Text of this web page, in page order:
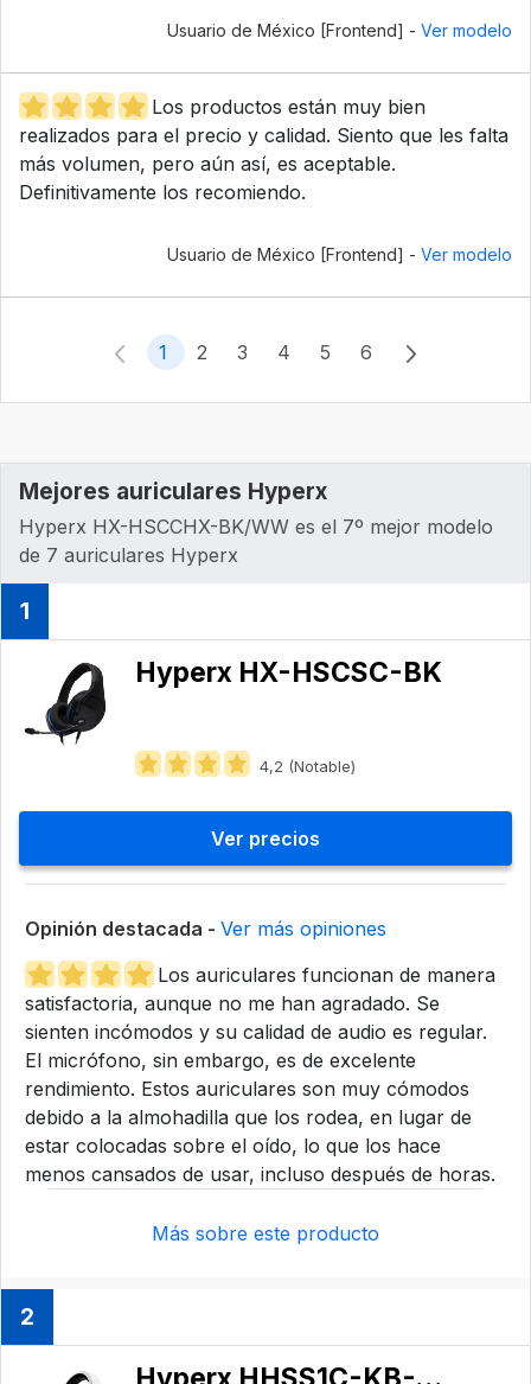
Usuario de México [Frontend] - Ver modelo
Los productos están muy bien
realizados para el precio y calidad. Siento que les falta
más volumen, pero aún así, es aceptable.
Definitivamente los recomiendo.
Usuario de México [Frontend] - Ver modelo
1 2 3 4 5 6
Mejores auriculares Hyperx
Hyperx HX-HSCCHX-BK/WW es el 7º mejor modelo
de 7 auriculares Hyperx
1
Hyperx HX-HSCSC-BK
4,2 (Notable)
Ver precios
Opinión destacada - Ver más opiniones
Los auriculares funcionan de manera
satisfactoria, aunque no me han agradado. Se
sienten incómodos y su calidad de audio es regular.
El micrófono, sin embargo, es de excelente
rendimiento. Estos auriculares son muy cómodos
debido a la almohadilla que los rodea, en lugar de
estar colocadas sobre el oído, lo que los hace
menos cansados de usar, incluso después de horas.
Más sobre este producto
2